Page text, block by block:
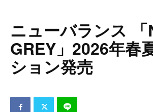
ニューバランス 「
GREY」2026年春
ション発売